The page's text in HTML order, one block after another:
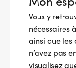
Vous y
nécessaires
ainsi que les
n’avez pas
visualisez